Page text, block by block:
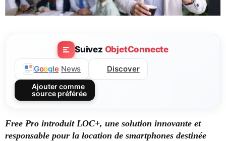
Suivez ObjetConnecte
Google News Discover
Ajouter comme
source préférée
Free Pro introduit LOC+, une solution innovante et
responsable pour la location de smartphones destinée